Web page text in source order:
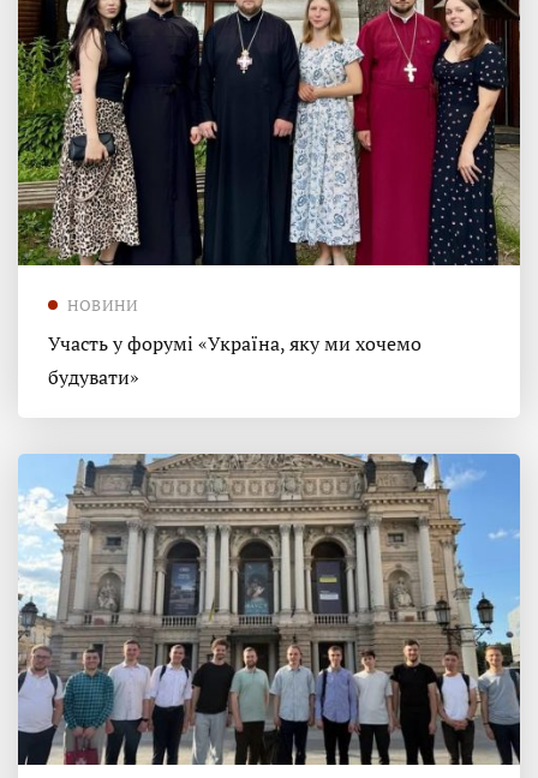
НОВИНИ
Участь у форумі «Україна, яку ми хочемо
будувати»